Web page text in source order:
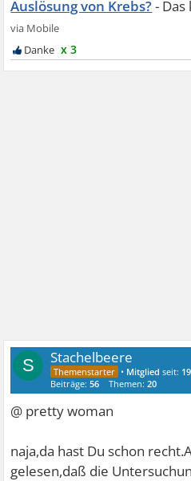
Auslösung von Krebs?
x 3
S Stachelbeere
• Mitglied seit:
Beiträge:56 Themen:20
@ pretty woman
naja,da hast Du schon
gelesen,daß die